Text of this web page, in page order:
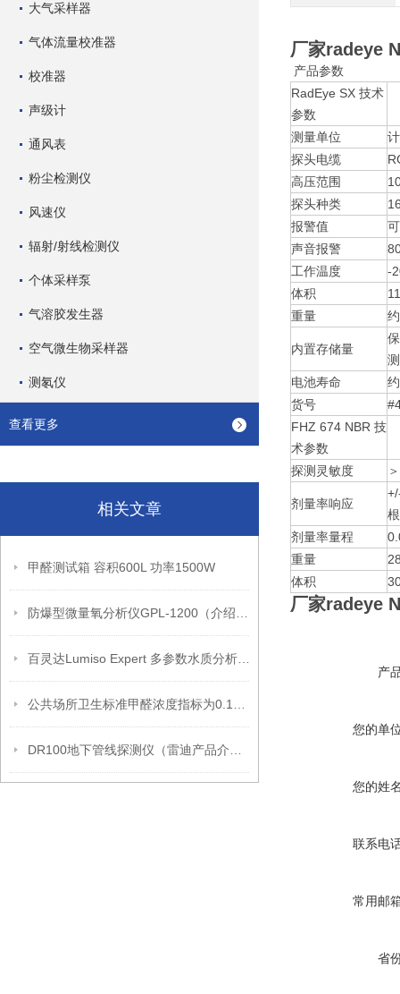
大气采样器
气体流量校准器
校准器
声级计
通风表
粉尘检测仪
风速仪
辐射/射线检测仪
个体采样泵
气溶胶发生器
空气微生物采样器
测氡仪
查看更多
相关文章
甲醛测试箱 容积600L 功率1500W
厂家radeye
产品参数
RadEye SX 技术
参数
测量单位
探头电缆
高压范围
探头种类
报警值
声音报警
工作温度
-
体积
重量
内置存储量
电池寿命
货号
FHZ 674 NBR 技
术参数
探测灵敏度
剂量率响应
剂量率量程
重量
体积
厂家radeye
产
您的单
您的姓
联系电
常用邮
省